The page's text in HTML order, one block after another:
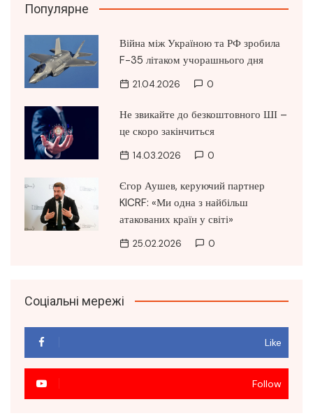
Популярне
Війна між Україною та РФ зробила
F-35 літаком учорашнього дня
21.04.2026 0
Не звикайте до безкоштовного ШІ –
це скоро закінчиться
14.03.2026 0
Єгор Аушев, керуючий партнер
KICRF: «Ми одна з найбільш
атакованих країн у світі»
25.02.2026 0
Соціальні мережі
Like
Follow